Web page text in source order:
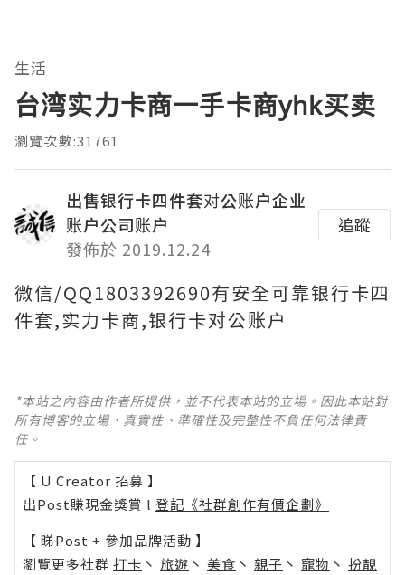
生活
台湾实力卡商一手卡商yhk买卖
瀏覽次數:31761
出售银行卡四件套对公账户企业
账户公司账户
發佈於 2019.12.24
追蹤
微信/QQ1803392690有安全可靠银行卡四
件套,实力卡商,银行卡对公账户
*本站之內容由作者所提供，並不代表本站的立場。因此本站對
所有博客的立場、真實性、準確性及完整性不負任何法律責
任。
【 U Creator 招募 】
出Post賺現金獎賞 l 登記《社群創作有價企劃》
【 睇Post + 參加品牌活動 】
瀏覽更多社群 打卡 丶 旅遊 丶 美食 丶 親子 丶 寵物 丶 扮靚